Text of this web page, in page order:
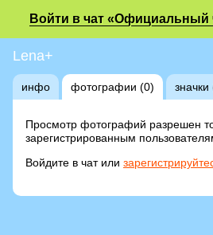
Войти в чат «Официальный
Lena+
инфо фотографии (0) значки
Просмотр фотографий разрешен
зарегистрированным
Войдите в чат или